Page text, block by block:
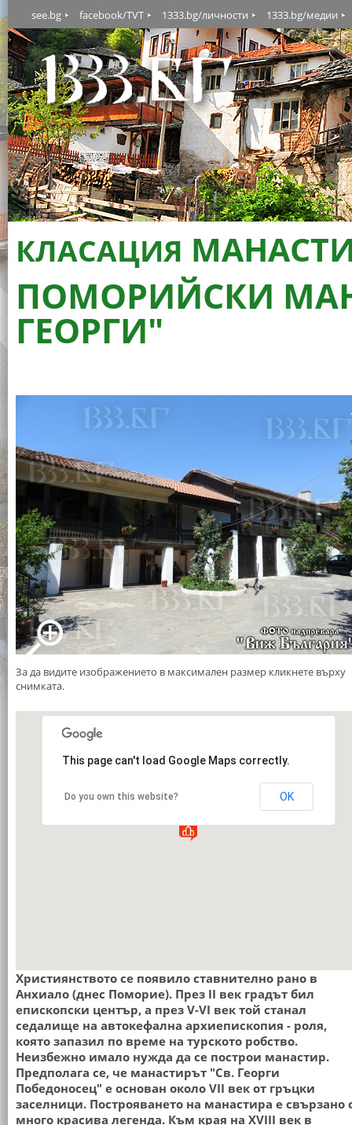
see.bg facebook/TVT 1333.bg/личности 1333.bg/медии
КЛАСАЦИЯ
ПОМОРИЙСКИ
ГЕОРГИ"
За да видите изображението в максимален размер кликнете върху
снимката.
This page can't load Google Maps correctly.
Do you own this website? OK
Християнството се появило ставнително рано в
Анхиало (днес Поморие). През II век градът бил
епископски център, а през V-VI век той станал
седалище на автокефална архиепископия - роля,
която запазил по време на турското робство.
Неизбежно имало нужда да се построи манастир.
Предполага се, че манастирът "Св. Георги
Победоносец" е основан около VII век от гръцки
заселници. Построяването на манастира е свързано
много красива легенда. Към края на XVIII век в